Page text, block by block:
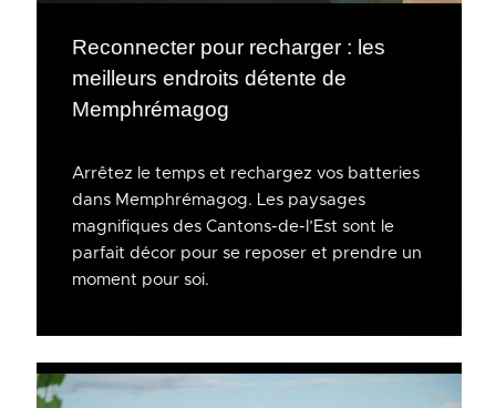
Reconnecter pour recharger : les
meilleurs endroits détente de
Memphrémagog
Arrêtez le temps et rechargez vos batteries
dans Memphrémagog. Les paysages
magnifiques des Cantons-de-l’Est sont le
parfait décor pour se reposer et prendre un
moment pour soi.